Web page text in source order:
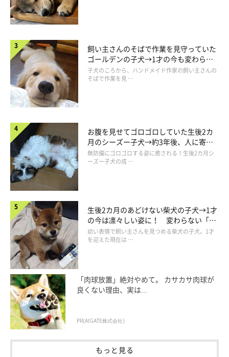
飼い主さんのそばで作業を見守っていた
ゴールデンの子犬→1才の今も変わらな
い“見守り隊”の姿にほっこり
子犬のころから、ハンドメイド作家の飼い主さんの
そばで作業を見 …
お腹を見せてゴロゴロしていた生後2カ
月のシーズー子犬→約3年後、人に寄り
添う優しいコに成長した姿にほっこり
無防備にゴロゴロする姿に癒される！生後2カ月シ
ーズー子犬の成 …
生後2カ月のあどけない柴犬の子犬→1才
の今は凛々しい姿に！ 変わらない「く
りくりおめめ」にもほっこり
幼い表情で飼い主さんを見つめる柴犬の子犬。1才
を迎えた現在は …
「肉球放置」絶対やめて。 カサカサ肉球が
良くない理由、実は...
PR(AIGATE株式会社)
もっと見る